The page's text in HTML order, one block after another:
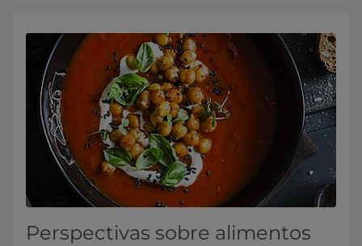
Perspectivas sobre alimentos